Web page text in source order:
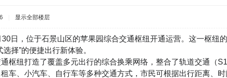
显示全部楼层
日，位于石景山区的苹果园综合交通枢纽开通运营。这一枢纽
择”的便捷出行新体验。
枢纽打造了覆盖多元出行的综合换乘网络，整合了轨道交通（
车、小汽车、自行车等多种交通方式，市民可根据出行距离、